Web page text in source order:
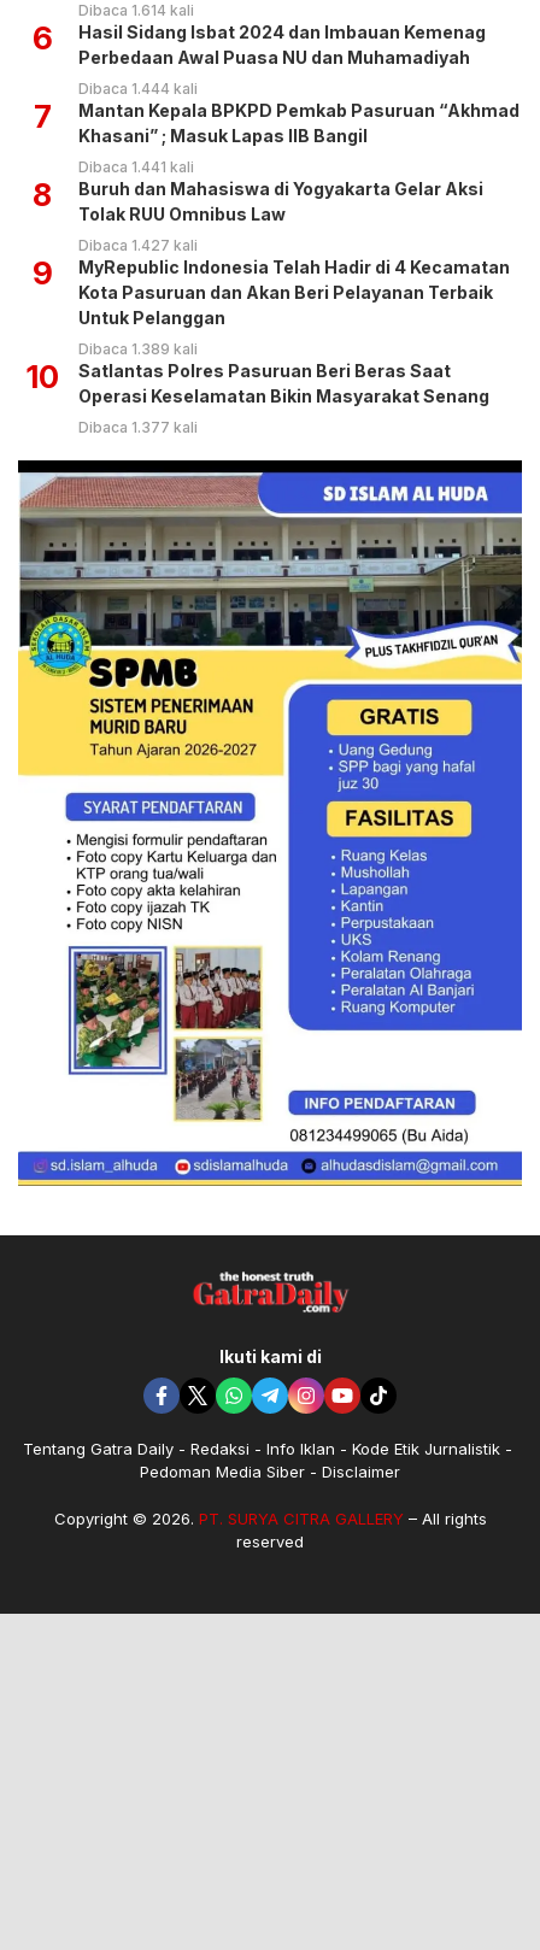
Dibaca 1.614 kali
6
Hasil Sidang Isbat 2024 dan Imbauan Kemenag
Perbedaan Awal Puasa NU dan Muhamadiyah
Dibaca 1.444 kali
7
Mantan Kepala BPKPD Pemkab Pasuruan “Akhmad
Khasani” ; Masuk Lapas IIB Bangil
Dibaca 1.441 kali
8
Buruh dan Mahasiswa di Yogyakarta Gelar Aksi
Tolak RUU Omnibus Law
Dibaca 1.427 kali
9
MyRepublic Indonesia Telah Hadir di 4 Kecamatan
Kota Pasuruan dan Akan Beri Pelayanan Terbaik
Untuk Pelanggan
Dibaca 1.389 kali
10
Satlantas Polres Pasuruan Beri Beras Saat
Operasi Keselamatan Bikin Masyarakat Senang
Dibaca 1.377 kali
Ikuti kami di
Tentang Gatra Daily Redaksi Info Iklan
Kode Etik Jurnalistik
Pedoman Media Siber
Disclaimer
Copyright © 2026. PT. SURYA CITRA GALLERY– All rights
reserved